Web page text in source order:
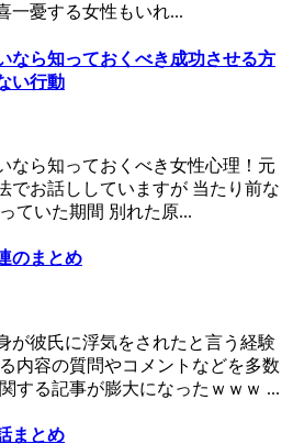
一憂する女性もいれ...
なら知っておくべき成功させる方
い行動
なら知っておくべき女性心理！元
でお話ししていますが 当たり前な
ていた期間 別れた原...
のまとめ
が彼氏に浮気をされたと言う経験
内容の質問やコメントなどを多数
する記事が膨大になったｗｗｗ ...
まとめ